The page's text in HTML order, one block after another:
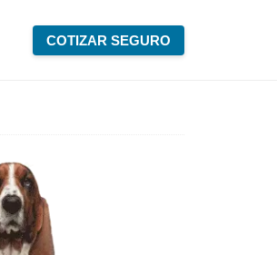
COTIZAR SEGURO